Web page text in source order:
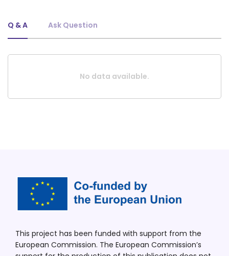
Q & A Ask Question
No data available.
This project has been funded with support from the
European Commission. The European Commission’s